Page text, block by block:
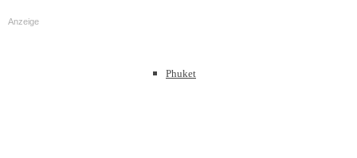
Phuket
Anzeige